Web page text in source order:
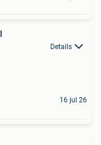
Details
16 jul 26